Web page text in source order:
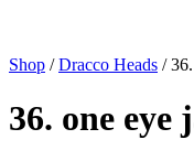
Shop /Dracco Heads /
36. one